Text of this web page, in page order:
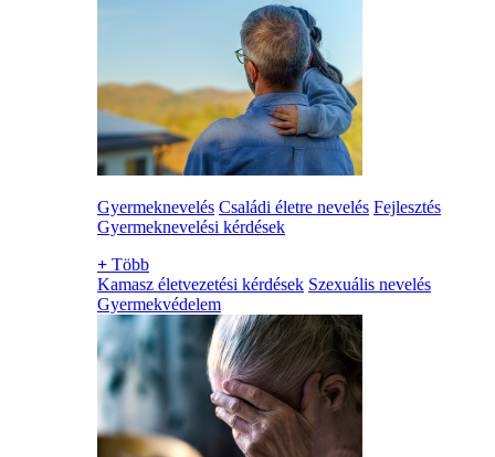
Gyermeknevelés Családi életre nevelés Fejlesztés
Gyermeknevelési kérdések
+ Több
Kamasz életvezetési kérdések Szexuális nevelés
Gyermekvédelem